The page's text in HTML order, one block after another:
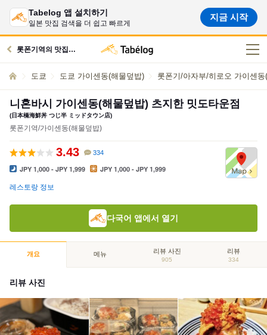
Tabelog 앱 설치하기
일본 맛집 검색을 더 쉽고 빠르게
지금 시작
롯폰기역의 맛집으로
도쿄 도쿄 가이센동(해물덮밥) 롯폰기/아자부/히로오 가이센동
니혼바시 가이센동(해물덮밥) 츠지한 밋도타운점
(日本橋海鮮丼 つじ半 ミッドタウン店)
롯폰기역/가이센동(해물덮밥)
3.43 334
JPY 1,000 - JPY 1,999 JPY 1,000 - JPY 1,999
레스토랑 정보
다국어 앱에서 열기
개요 메뉴 리뷰 사진
905
리뷰
334
리뷰 사진